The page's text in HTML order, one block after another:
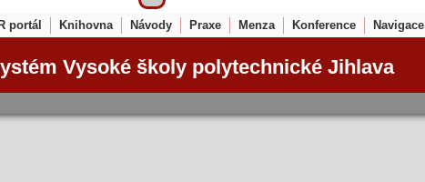
portál Knihovna Návody Praxe Menza Konference Navigace
Vysoké školy polytechnické Jihlava